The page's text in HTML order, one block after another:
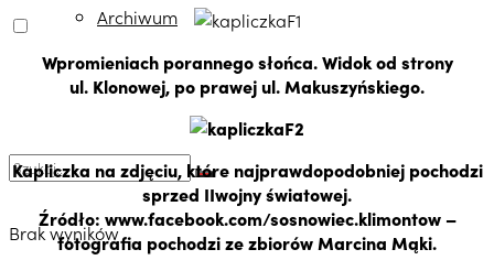
Archiwum
Brak wyników
Wpromieniach porannego słońca. Widok od strony
ul. Klonowej, po prawej ul. Makuszyńskiego.
Kapliczka na zdjęciu, które najprawdopodobniej pochodzi
sprzed IIwojny światowej.
Źródło: www.facebook.com/sosnowiec.klimontow –
fotografia pochodzi ze zbiorów Marcina Mąki.